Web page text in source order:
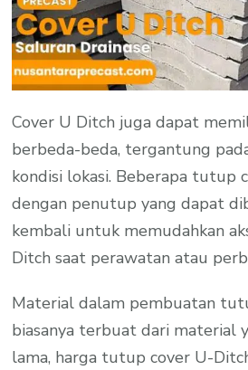
Cover U Ditch juga dapat
berbeda-beda, tergantung
kondisi lokasi. Beberapa tutup
dengan penutup yang dapat
kembali untuk memudahkan
Ditch saat perawatan atau
Material dalam pembuatan
biasanya terbuat dari material
lama, harga tutup cover U-